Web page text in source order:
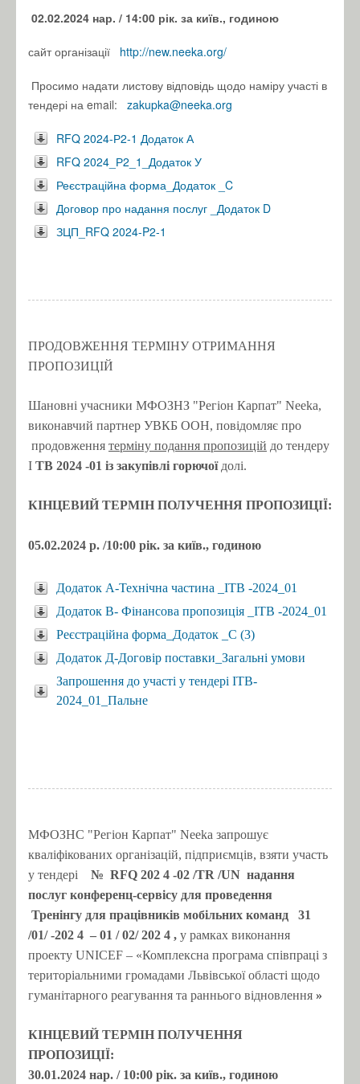
02.02.2024 нар. / 14:00 рік. за київ., годиною
сайт організації http://new.neeka.org/
Просимо надати листову відповідь щодо наміру участі в
тендері на email: zakupka@neeka.org
RFQ 2024-Р2-1 Додаток А
RFQ 2024_Р2_1_Додаток У
Реєстраційна форма_Додаток _C
Договор про надання послуг _Додаток D
ЗЦП_RFQ 2024-P2-1
ПРОДОВЖЕННЯ ТЕРМІНУ ОТРИМАННЯ
ПРОПОЗИЦІЙ
Шановні учасники МФОЗНЗ "Регіон Карпат" Neeka,
виконавчий партнер УВКБ ООН, повідомляє про
продовження терміну подання пропозицій до тендеру
I TB 2024 -01 із закупівлі горючоїдолі.
КІНЦЕВИЙ ТЕРМІН ПОЛУЧЕННЯ ПРОПОЗИЦІЇ:
05.02.2024 р. /10:00 рік. за київ., годиною
Додаток А-Технічна частина _ITB -2024_01
Додаток В- Фінансова пропозиція _ITB -2024_01
Реєстраційна форма_Додаток _C (3)
Додаток Д-Договір поставки_Загальні умови
Запрошення до участі у тендері ITB-
2024_01_Пальне
МФОЗНС "Регіон Карпат" Neeka запрошує
кваліфікованих організацій, підприємців, взяти участь
у тендері № RFQ 202 4 -02 /TR /UN надання
послуг конференц-сервісу для проведення
Тренінгу для працівників мобільних команд
31
/01/-202 4 – 01 / 02/ 202 4 , у рамках виконання
проекту UNICEF – «Комплексна програма співпраці з
територіальними громадами Львівської області щодо
гуманітарного реагування та раннього відновлення »
КІНЦЕВИЙ ТЕРМІН ПОЛУЧЕННЯ
ПРОПОЗИЦІЇ:
30.01.2024 нар. / 10:00 рік. за київ., годиною